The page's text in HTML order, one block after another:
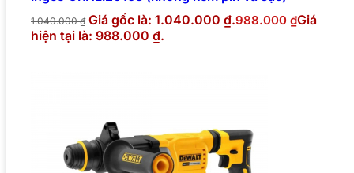
1.040.000₫ Giá gốc là: 1.040.000 ₫.988.000 ₫Giá
hiện tại là: 988.000 ₫.